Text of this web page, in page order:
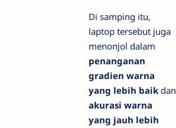
Di samping itu,
laptop tersebut juga
menonjol dalam
penanganan
gradien warna
yang lebih baik dan
akurasi warna
yang jauh lebih